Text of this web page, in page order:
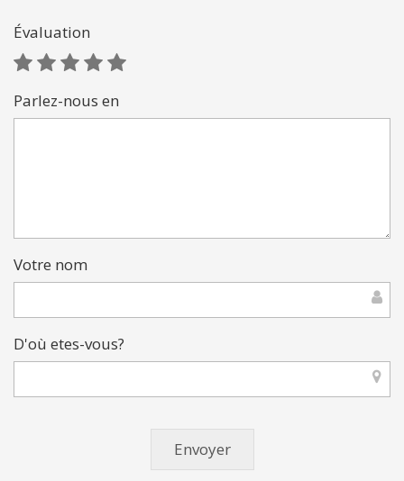
Évaluation
Parlez-nous en
Votre nom
D'où etes-vous?